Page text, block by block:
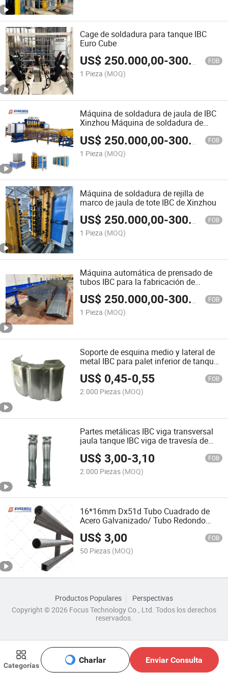
Categorías
Charlar Enviar Consulta
Cage de soldadura para tanque IBC
Euro Cube
US$250.000,00-300.000,00 FOB
1 Pieza (MOQ)
Máquina de soldadura de jaula de IBC
Xinzhou Máquina de soldadura de
US$250.000,00-300.000,00 FOB
1 Pieza (MOQ)
Máquina de soldadura de rejilla de
marco de jaula de tote IBC de Xinzhou
US$250.000,00-300.000,00 FOB
1 Pieza (MOQ)
Máquina automática de prensado de
tubos IBC para la fabricación de
marcos de acero inoxidable IBC,
máquina de fresado de tubos IBC
US$250.000,00-300.000,00 FOB
1 Pieza (MOQ)
Soporte de esquina medio y lateral de
metal IBC para palet inferior de tanques
US$ 0,45-0,55 FOB
2.000 Piezas (MOQ)
Partes metálicas IBC viga transversal
jaula tanque IBC viga de travesía de
US$3,00-3,10 FOB
2.000 Piezas (MOQ)
16*16mm Dx51d Tubo Cuadrado de
Acero Galvanizado/ Tubo Redondo
para Estructura de Jaula IBC
US$3,00 FOB
50 Piezas (MOQ)
Productos Populares
Perspectivas
Copyright © 2026 Focus Technology Co., Ltd. Todos los derechos
reservados.